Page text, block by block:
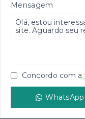
Mensagem
Concordo com a
WhatsApp